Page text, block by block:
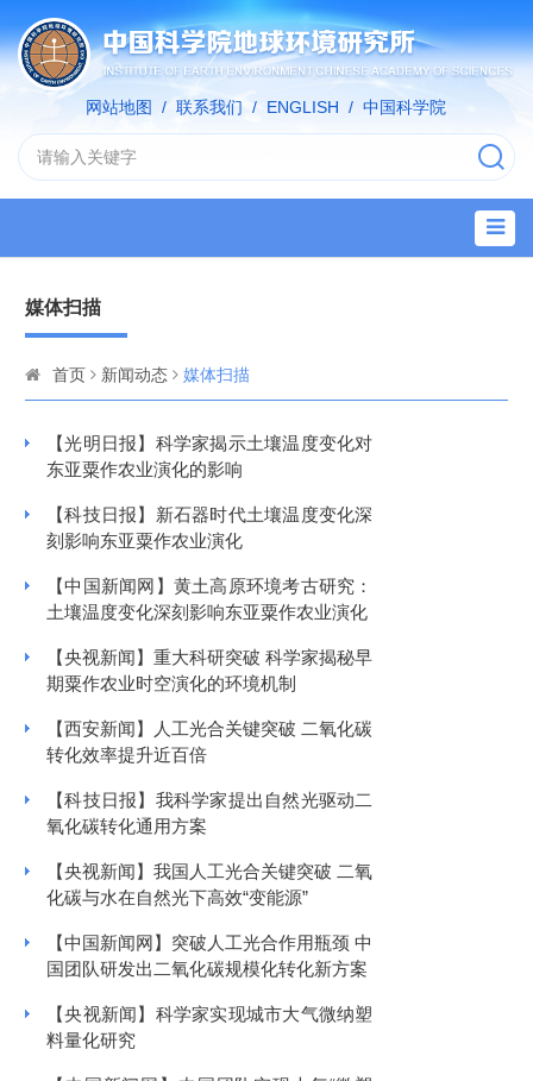
网站地图 / 联系我们 / ENGLISH / 中国科学院
媒体扫描
首页 新闻动态 媒体扫描
【光明日报】科学家揭示土壤温度变化对
东亚粟作农业演化的影响
【科技日报】新石器时代土壤温度变化深
刻影响东亚粟作农业演化
【中国新闻网】黄土高原环境考古研究：
土壤温度变化深刻影响东亚粟作农业演化
【央视新闻】重大科研突破 科学家揭秘早
期粟作农业时空演化的环境机制
【西安新闻】人工光合关键突破 二氧化碳
转化效率提升近百倍
【科技日报】我科学家提出自然光驱动二
氧化碳转化通用方案
【央视新闻】我国人工光合关键突破 二氧
化碳与水在自然光下高效“变能源”
【中国新闻网】突破人工光合作用瓶颈 中
国团队研发出二氧化碳规模化转化新方案
【央视新闻】科学家实现城市大气微纳塑
料量化研究